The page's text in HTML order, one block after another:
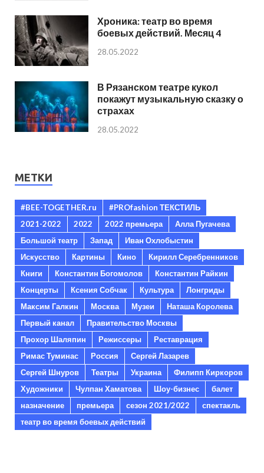
Хроника: театр во время
боевых действий. Месяц 4
28.05.2022
В Рязанском театре кукол
покажут музыкальную сказку о
страхах
28.05.2022
МЕТКИ
#BEE-TOGETHER.ru
#PROfashion ТЕКСТИЛЬ
2021-2022
2022 2022 премьера
Алла Пугачева
Большой театр
Запад
Иван Охлобыстин
Искусство
Картины Кино
Кирилл Серебренников
Книги
Константин Богомолов
Константин Райкин
Концерты
Ксения Собчак Культура
Лонгриды
Максим Галкин
Москва Музеи
Наташа Королева
Первый канал
Правительство Москвы
Прохор Шаляпин
Режиссеры
Реставрация
Римас Туминас
Россия
Сергей Лазарев
Сергей Шнуров
Театры Украина
Филипп Киркоров
Художники
Чулпан Хаматова Шоу-бизнес
балет
назначение
премьера сезон 2021/2022
спектакль
театр во время боевых действий